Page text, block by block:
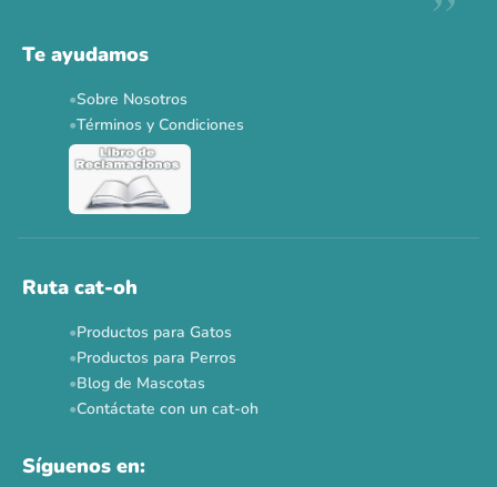
Dr. Clauder's 3+1
Ver todas las promos 🐾
Te ayudamos
Sobre Nosotros
Términos y Condiciones
Ruta cat-oh
Productos para Gatos
Productos para Perros
Blog de Mascotas
Contáctate con un cat-oh
Síguenos en: